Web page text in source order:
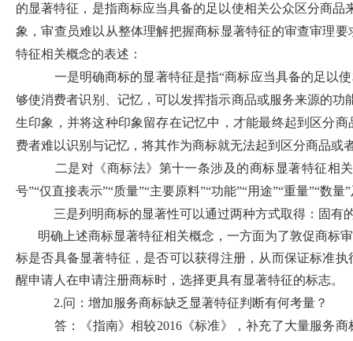
的显著特征，是指商标应当具备的足以使相关公众区分商
象，审查员难以从整体理解把握商标显著特征的审查审理
特征相关概念的表述：
一是明确商标的显著特征是指“商标应当具备的足以
够使消费者识别、记忆，可以发挥指示商品或服务来源的
生印象，并将这种印象留存在记忆中，才能最终起到区分
费者难以识别与记忆，将其作为商标就无法起到区分商品或
二是对《商标法》第十一条涉及的商标显著特征相
号”“仅直接表示”“质量”“主要原料”“功能”“用途”“重量”“数量
三是列明商标的显著性可以通过两种方式取得：固有
明确上述商标显著特征相关概念，一方面为了敦促商标
标是否具备显著特征，是否可以获得注册，从而保证标准
醒申请人在申请注册商标时，选择更具有显著特征的标志。
2.问：增加服务商标缺乏显著特征判断有何考量？
答：《指南》相较2016《标准》，补充了大量服务